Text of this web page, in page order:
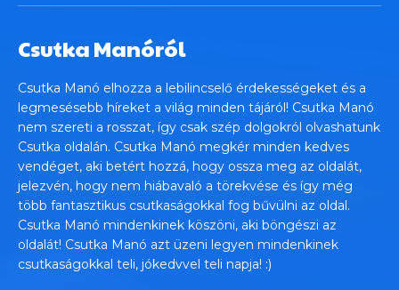
Csutka Manóról
Csutka Manó elhozza a lebilincselő érdekességeket és a
legmesésebb híreket a világ minden tájáról! Csutka Manó
nem szereti a rosszat, így csak szép dolgokról olvashatunk
Csutka oldalán. Csutka Manó megkér minden kedves
vendéget, aki betért hozzá, hogy ossza meg az oldalát,
jelezvén, hogy nem hiábavaló a törekvése és így még
több fantasztikus csutkaságokkal fog bűvülni az oldal.
Csutka Manó mindenkinek köszöni, aki böngészi az
oldalát! Csutka Manó azt üzeni legyen mindenkinek
csutkaságokkal teli, jókedvvel teli napja! :)